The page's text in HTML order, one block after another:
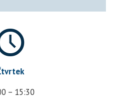
– 15:30